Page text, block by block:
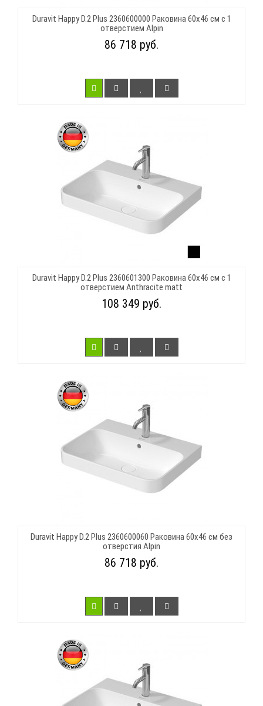
Duravit Happy D.2 Plus 2360600000 Раковина 60х46 см с 1
отверстием Alpin
86 718 руб.
Duravit Happy D.2 Plus 2360601300 Раковина 60х46 см с 1
отверстием Anthracite matt
108 349 руб.
Duravit Happy D.2 Plus 2360600060 Раковина 60х46 см без
отверстия Alpin
86 718 руб.